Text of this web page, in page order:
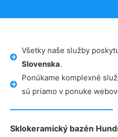
Všetky naše služby
Slovenska.
Ponúkame komplexné
sú priamo v ponuke
Sklokeramický bazén